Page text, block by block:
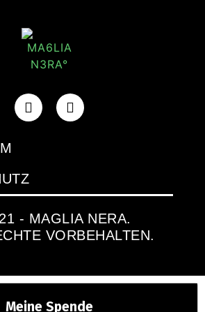
- MAGLIA NERA.
VORBEHALTEN.